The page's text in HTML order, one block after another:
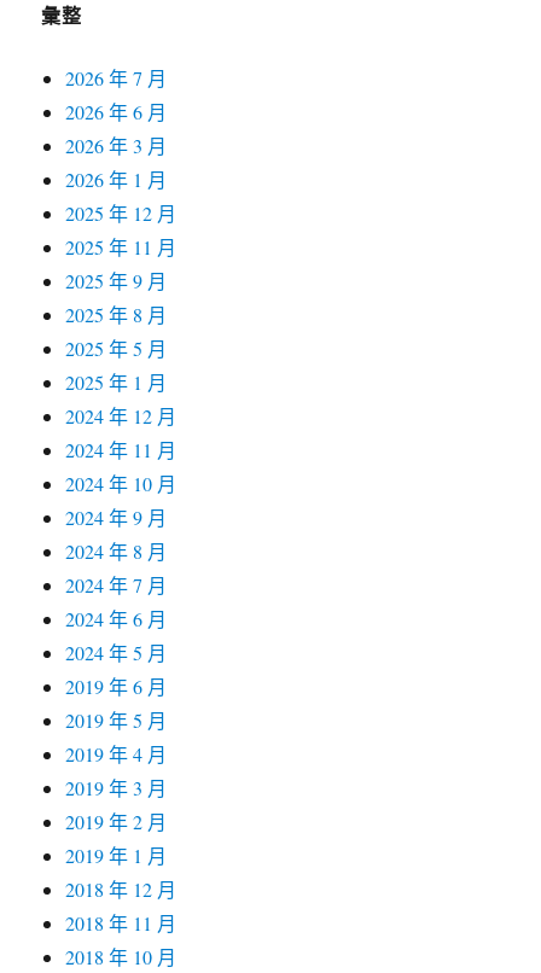
彙整
2026 年 7 月
2026 年 6 月
2026 年 3 月
2026 年 1 月
2025 年 12 月
2025 年 11 月
2025 年 9 月
2025 年 8 月
2025 年 5 月
2025 年 1 月
2024 年 12 月
2024 年 11 月
2024 年 10 月
2024 年 9 月
2024 年 8 月
2024 年 7 月
2024 年 6 月
2024 年 5 月
2019 年 6 月
2019 年 5 月
2019 年 4 月
2019 年 3 月
2019 年 2 月
2019 年 1 月
2018 年 12 月
2018 年 11 月
2018 年 10 月